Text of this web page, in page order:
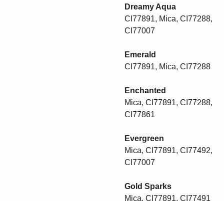
Dreamy Aqua
CI77891, Mica, CI77288,
CI77007
Emerald
CI77891, Mica, CI77288
Enchanted
Mica, CI77891, CI77288,
CI77861
Evergreen
Mica, CI77891, CI77492,
CI77007
Gold Sparks
Mica, CI77891, CI77491